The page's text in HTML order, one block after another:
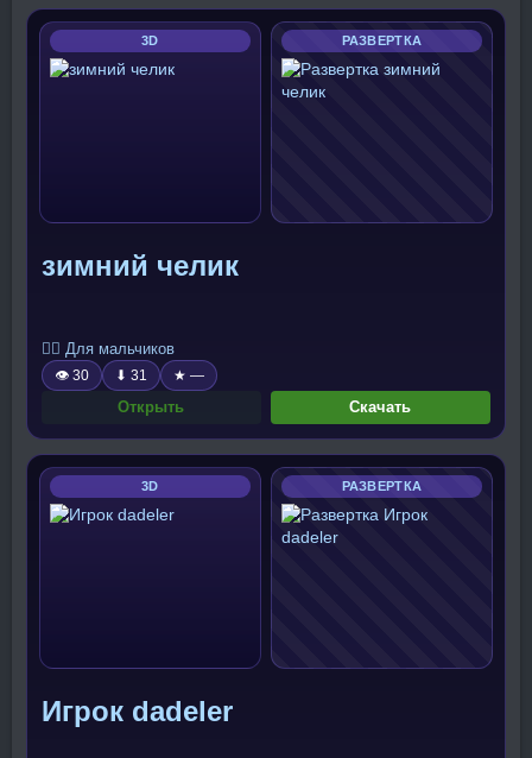
3D РАЗВЕРТКА
зимний челик
🧍‍♂️ Для мальчиков
👁 30 ⬇ 31 ★ —
Открыть Скачать
3D РАЗВЕРТКА
Игрок dadeler